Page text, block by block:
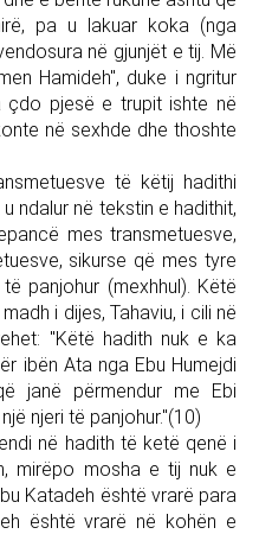
pa u lakuar koka (nga
në gjunjët e tij. Më
Hamideh", duke i ngritur
çdo pjesë e trupit ishte në
në sexhde dhe thoshte
të këtij hadithi
ndalur në tekstin e hadithit,
mes transmetuesve,
sikurse që mes tyre
panjohur (mexhhul). Këtë
i dijes, Tahaviu, i cili në
"Këtë hadith nuk e ka
ibën Ata nga Ebu Humejdi
janë përmendur me Ebi
njeri të panjohur."(10)
në hadith të ketë qenë i
mirëpo mosha e tij nuk e
Katadeh është vrarë para
është vrarë në kohën e